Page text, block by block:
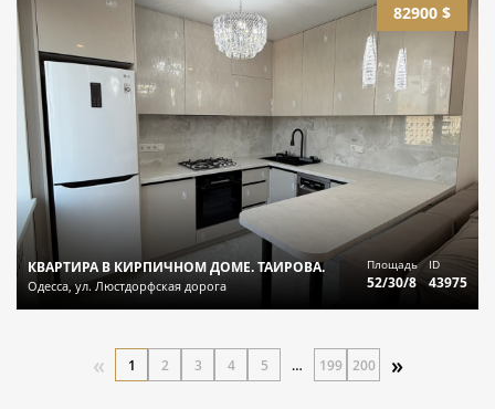
82900 $
КВАРТИРА В КИРПИЧНОМ ДОМЕ. ТАИРОВА.
Одесса, ул. Люстдорфская дорога
Площадь
52/30/8
ID
43975
« 1 2 3 4 5 … 199 200 »